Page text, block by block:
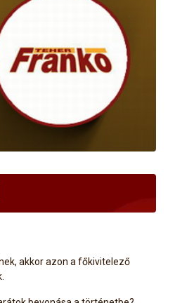
akkor azon a főkivitelező